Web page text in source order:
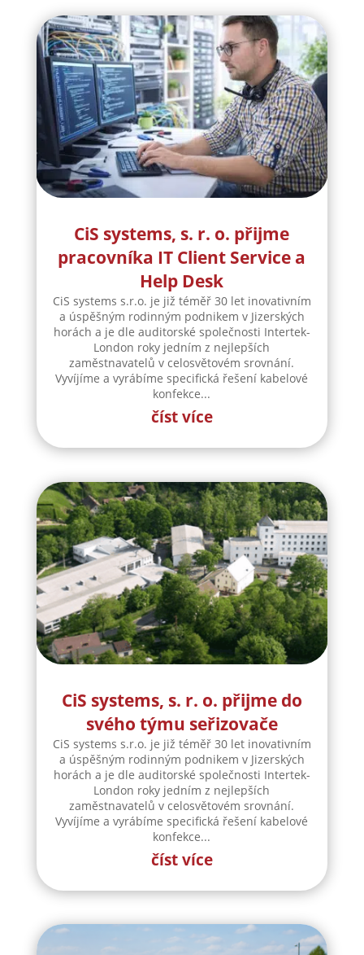
CiS systems, s. r. o. přijme
pracovníka IT Client Service a
Help Desk
CiS systems s.r.o. je již téměř 30 let inovativním
a úspěšným rodinným podnikem v Jizerských
horách a je dle auditorské společnosti Intertek-
London roky jedním z nejlepších
zaměstnavatelů v celosvětovém srovnání.
Vyvíjíme a vyrábíme specifická řešení kabelové
konfekce...
číst více
CiS systems, s. r. o. přijme do
svého týmu seřizovače
CiS systems s.r.o. je již téměř 30 let inovativním
a úspěšným rodinným podnikem v Jizerských
horách a je dle auditorské společnosti Intertek-
London roky jedním z nejlepších
zaměstnavatelů v celosvětovém srovnání.
Vyvíjíme a vyrábíme specifická řešení kabelové
konfekce...
číst více